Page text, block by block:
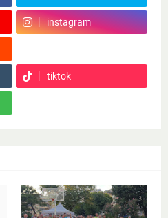
instagram
tiktok